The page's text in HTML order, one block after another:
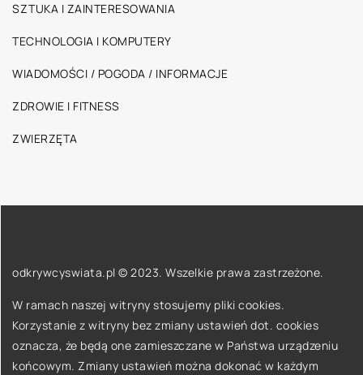
SZTUKA I ZAINTERESOWANIA
TECHNOLOGIA I KOMPUTERY
WIADOMOŚCI / POGODA / INFORMACJE
ZDROWIE I FITNESS
ZWIERZĘTA
odkrywcyswiata.pl © 2023. Wszelkie prawa zastrzeżone.
W ramach naszej witryny stosujemy pliki cookies.
Korzystanie z witryny bez zmiany ustawień dot. cookies
oznacza, że będą one zamieszczane w Państwa urządzeniu
końcowym. Zmiany ustawień można dokonać w każdym